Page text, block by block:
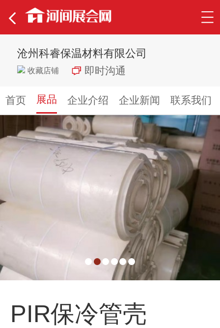
沧州科睿保温材料有限公司
收藏店铺 即时沟通
首页 展品 企业介绍 企业新闻 联系我们
PIR保冷管壳